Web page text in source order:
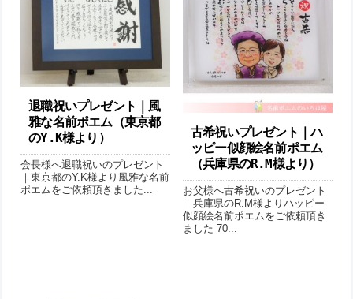
退職祝いプレゼント｜風
雅な名前ポエム（東京都
のY.K様より）
会長様へ退職祝いのプレゼント
｜東京都のY.K様より風雅な名前
ポエムをご依頼頂きました...
古希祝いプレゼント｜ハ
ッピー似顔絵名前ポエム
（兵庫県のR.M様より ）
お父様へ古希祝いのプレゼント
｜兵庫県のR.M様よりハッピー
似顔絵名前ポエムをご依頼頂き
ました 70...